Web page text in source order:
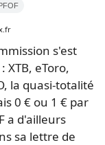
s'est
XTB, eToro,
la quasi-totalité
0 € ou 1 € par
a d'ailleurs
sa lettre de